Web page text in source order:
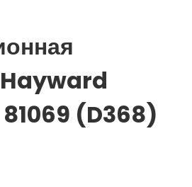
Hayward
(D368)